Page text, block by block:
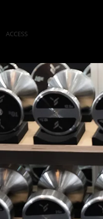
ACCESS